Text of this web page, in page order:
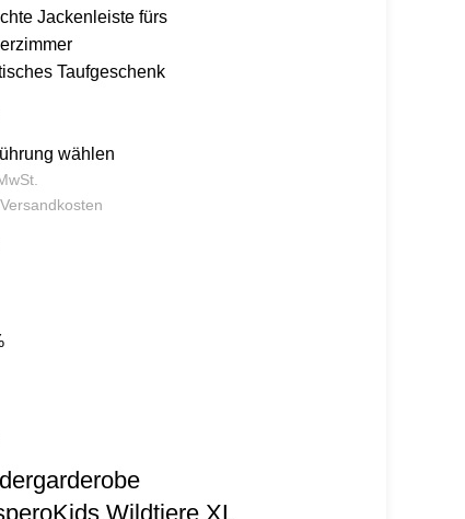
Jackenleiste fürs
Taufgeschenk
wählen
Versandkosten
Wildtiere XL